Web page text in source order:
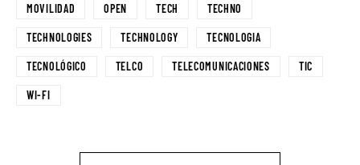
MOVILIDAD OPEN TECH TECHNO
TECHNOLOGIES TECHNOLOGY TECNOLOGIA
TECNOLÓGICO TELCO TELECOMUNICACIONES TIC
WI-FI